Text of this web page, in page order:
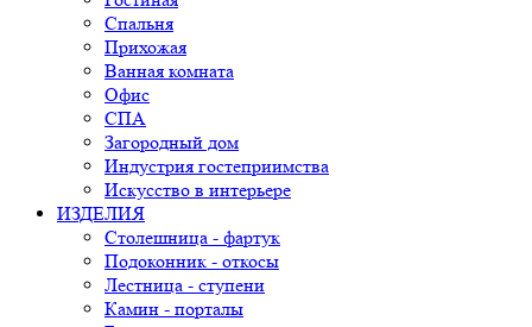
Спальня
Прихожая
Ванная комната
Офис
СПА
Загородный дом
Индустрия гостеприимства
Искусство в интерьере
ИЗДЕЛИЯ
Столешница - фартук
Подоконник - откосы
Лестница - ступени
Камин - порталы